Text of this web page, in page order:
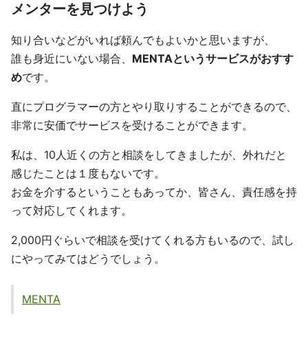
メンターを見つけよう
知り合いなどがいれば頼んでもよいかと思いますが、
誰も身近にいない場合、 MENTAというサービスがおすす
めです。
直にプログラマーの方とやり取りすることができるので、
非常に安価でサービスを受けることができます。
私は、10人近くの方と相談をしてきましたが、外れだと
感じたことは１度もないです。
お金を介するということもあってか、皆さん、責任感を持
って対応してくれます。
2,000円ぐらいで相談を受けてくれる方もいるので、試し
にやってみてはどうでしょう。
MENTA